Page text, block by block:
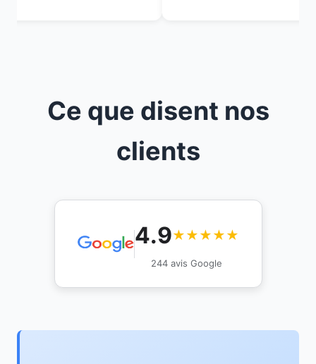
Ce que disent nos
clients
4.9★★★★★
244 avis Google